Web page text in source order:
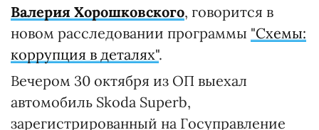
Валерия Хорошковского, говорится в
новом расследовании программы "Схемы:
коррупция в деталях".
Вечером 30 октября из ОП выехал
автомобиль Skoda Superb,
зарегистрированный на Госуправление